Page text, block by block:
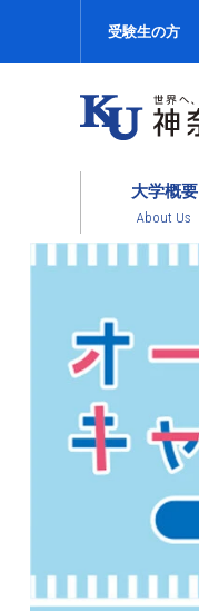
受験生の方
大学概要
About Us